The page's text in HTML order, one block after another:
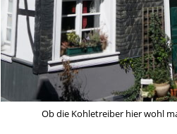
Ob die Kohletreiber hier wohl